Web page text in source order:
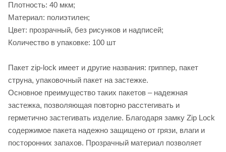
Плотность: 40 мкм;
Материал: полиэтилен;
Цвет: прозрачный, без рисунков и надписей;
Количество в упаковке: 100 шт
Пакет zip-lock имеет и другие названия: гриппер, пакет
струна, упаковочный пакет на застежке.
Основное преимущество таких пакетов – надежная
застежка, позволяющая повторно расстегивать и
герметично застегивать изделие. Благодаря замку Zip Lock
содержимое пакета надежно защищено от грязи, влаги и
посторонних запахов. Прозрачный материал позволяет